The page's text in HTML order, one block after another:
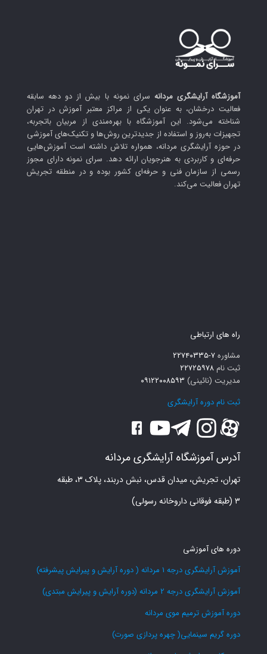
آموزشگاه آرایشگری مردانه سرای نمونه با بیش از دو دهه سابقه
فعالیت درخشان، به عنوان یکی از مراکز معتبر آموزش در تهران
شناخته می‌شود. این آموزشگاه با بهره‌مندی از مربیان باتجربه،
تجهیزات به‌روز و استفاده از جدیدترین روش‌ها و تکنیک‌های آموزشی
در حوزه آرایشگری مردانه، همواره تلاش داشته است آموزش‌هایی
حرفه‌ای و کاربردی به هنرجویان ارائه دهد. سرای نمونه دارای مجوز
رسمی از سازمان فنی و حرفه‌ای کشور بوده و در منطقه تجریش
تهران فعالیت می‌کند.
راه های ارتباطی
مشاوره۷-۲۲۷۴۰۳۳۵
ثبت نام ۲۲۷۲۵۹۷۸
مدیریت (نائینی) ۰۹۱۲۲۰۰۸۵۹۳
ثبت نام دوره آرایشگری
آدرس آموزشگاه آرایشگری مردانه
تهران، تجریش، میدان قدس، نبش دربند، پلاک ۳، طبقه
۳ (طبقه فوقانی داروخانه رسولی)
دوره های آموزشی
آموزش آرایشگری درجه 1 مردانه ( دوره آرایش و پیرایش پیشرفته)
آموزش آرایشگری درجه 2 مردانه (دوره آرایش و پیرایش مبتدی)
دوره آموزش ترمیم موی مردانه
دوره گریم سینمایی( چهره پردازی صورت)